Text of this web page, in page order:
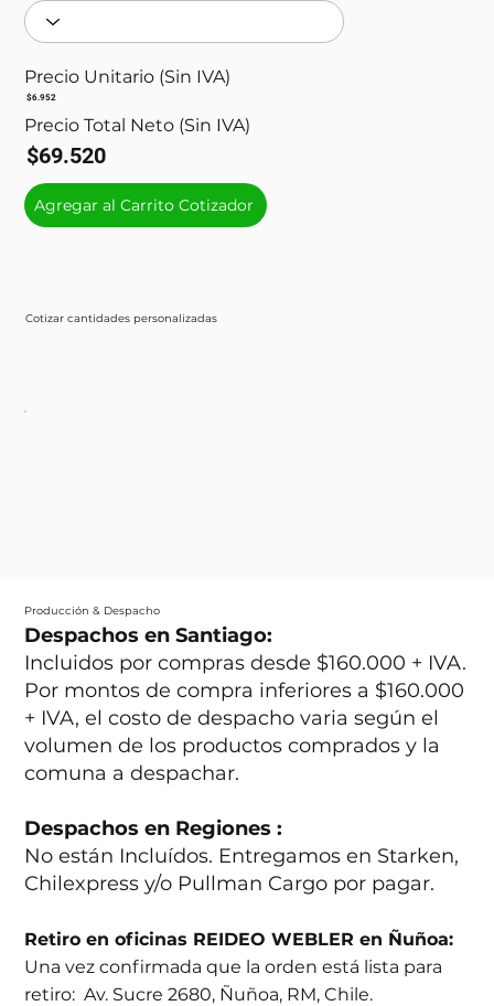
Cotizar cantidades personalizadas
Precio Unitario (Sin IVA)
$6.952
Precio Total Neto (Sin IVA)
$69.520
Agregar al Carrito Cotizador
Producción & Despacho
Despachos en Santiago:
Incluidos por compras desde $160.000 + IVA.
Por montos de compra inferiores a $160.000
+ IVA, el costo de despacho varia según el
volumen de los productos comprados y la
comuna a despachar.
Despachos en Regiones :
No están Incluídos. Entregamos en Starken,
Chilexpress y/o Pullman Cargo por pagar.
Retiro en oficinas REIDEO WEBLER en Ñuñoa:
Una vez confirmada que la orden está lista para
retiro: Av. Sucre 2680, Ñuñoa, RM, Chile.